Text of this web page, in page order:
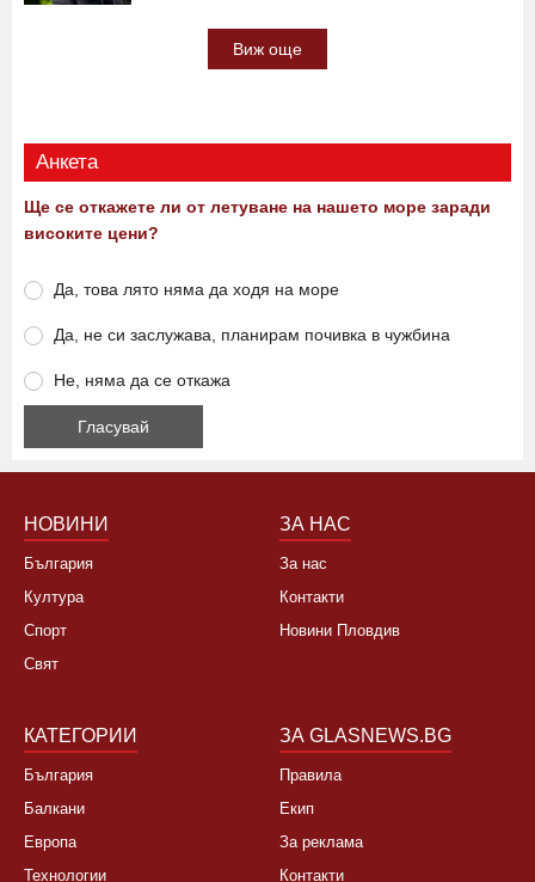
Виж още
Анкета
Ще се откажете ли от летуване на нашето море заради
високите цени?
Да, това лято няма да ходя на море
Да, не си заслужава, планирам почивка в чужбина
Не, няма да се откажа
НОВИНИ
България
Култура
Спорт
Свят
ЗА НАС
За нас
Контакти
Новини Пловдив
КАТЕГОРИИ
България
Балкани
Европа
Технологии
ЗА GLASNEWS.BG
Правила
Екип
За реклама
Контакти